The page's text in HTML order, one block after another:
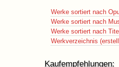
Werke sortiert nach
Werke sortiert nach
Werke sortiert nach Titel
Werkverzeichnis
Kaufempfehlungen: